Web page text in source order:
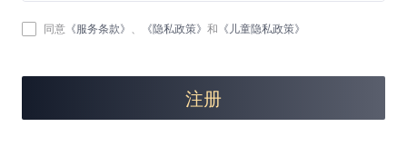
同意《服务条款》 、 《隐私政策》 和 《儿童隐私政策》
注册